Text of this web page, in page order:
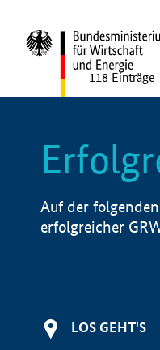
118 Einträge
Auf der
erfolgreicher
LOS GEHT'S